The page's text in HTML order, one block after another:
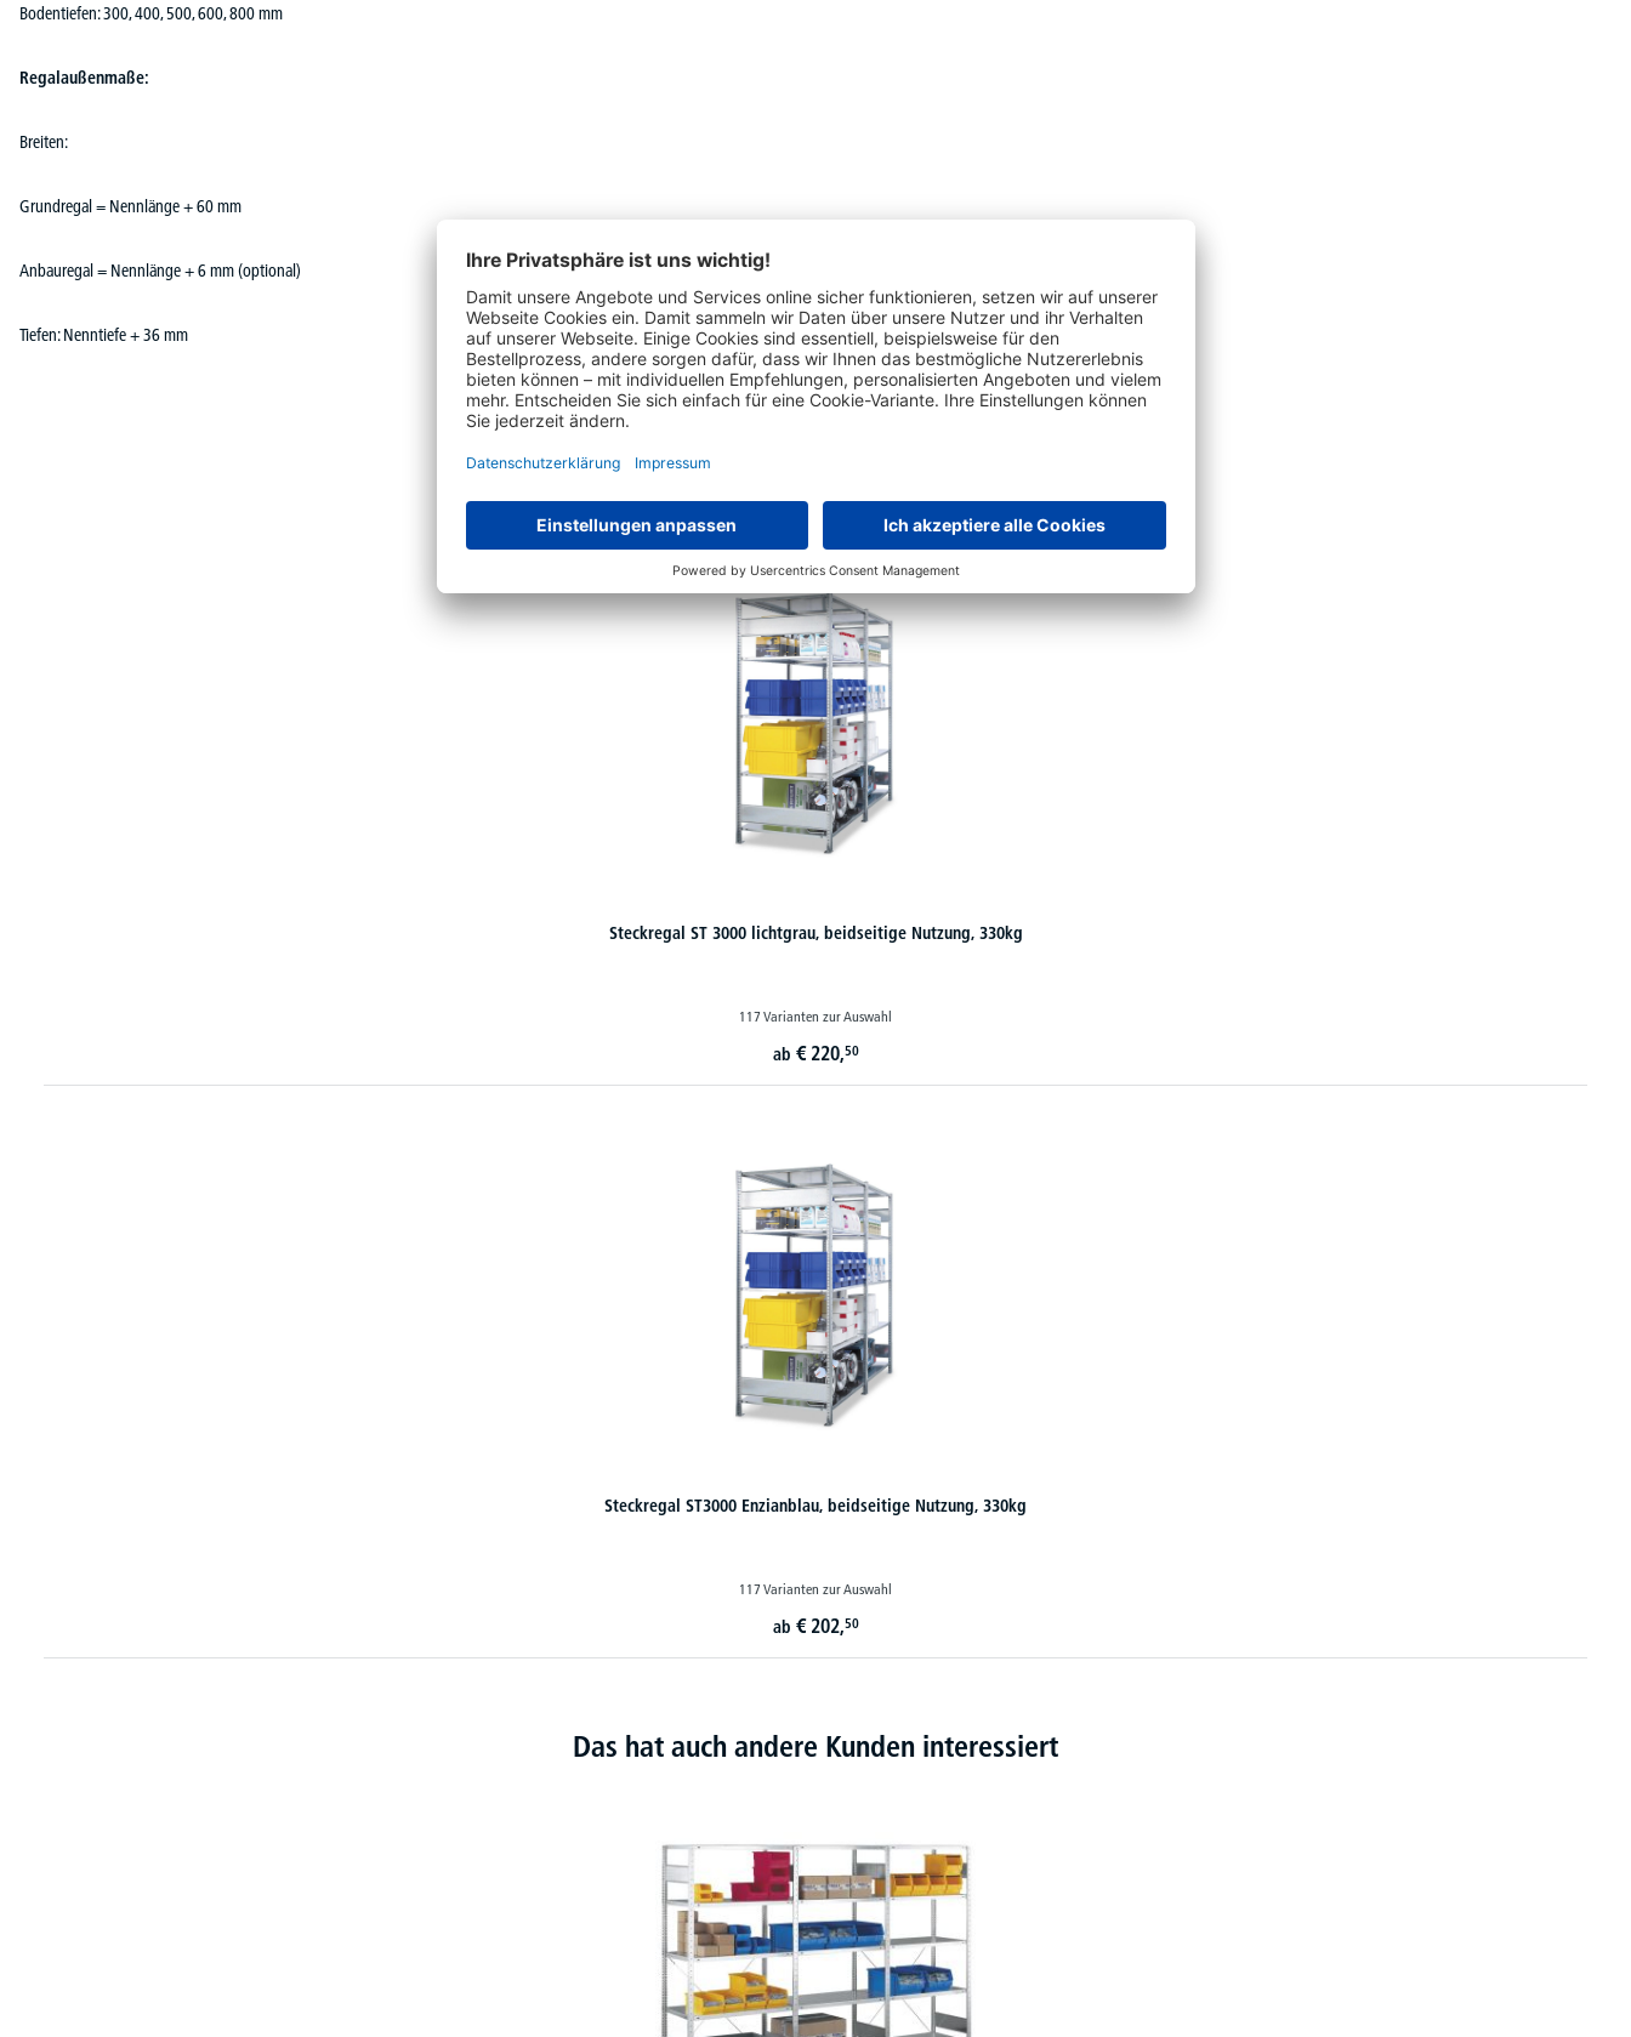
Bodentiefen: 300, 400, 500, 600, 800 mm
Regalaußenmaße:
Breiten:
Grundregal = Nennlänge + 60 mm
Anbauregal = Nennlänge + 6 mm (optional)
Tiefen: Nenntiefe + 36 mm
Schon gesehen?
Steckregal ST 3000 lichtgrau, beidseitige Nutzung, 330kg
117 Varianten zur Auswahl
ab € 220,50
Steckregal ST3000 Enzianblau, beidseitige Nutzung, 330kg
117 Varianten zur Auswahl
ab € 202,50
Das hat auch andere Kunden interessiert